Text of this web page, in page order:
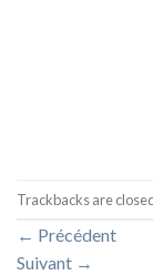
Trackbacks are
← Précédent
Suivant →